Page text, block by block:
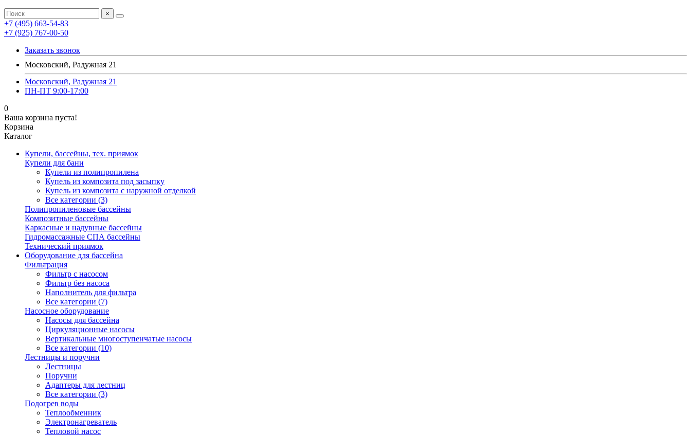
×
+7 (495) 663-54-83
+7 (925) 767-00-50
Заказать звонок
Московский, Радужная 21
Московский, Радужная 21
ПН-ПТ 9:00-17:00
0
Ваша корзина пуста!
Корзина
Каталог
Купели, бассейны, тех. приямок
Купели для бани
Купели из полипропилена
Купель из композита под засыпку
Купель из композита с наружной отделкой
Все категории (3)
Полипропиленовые бассейны
Композитные бассейны
Каркасные и надувные бассейны
Гидромассажные СПА бассейны
Технический приямок
Оборудование для бассейна
Фильтрация
Фильтр с насосом
Фильтр без насоса
Наполнитель для фильтра
Все категории (7)
Насосное оборудование
Насосы для бассейна
Циркуляционные насосы
Вертикальные многоступенчатые насосы
Все категории (10)
Лестницы и поручни
Лестницы
Поручни
Адаптеры для лестниц
Все категории (3)
Подогрев воды
Теплообменник
Электронагреватель
Тепловой насос